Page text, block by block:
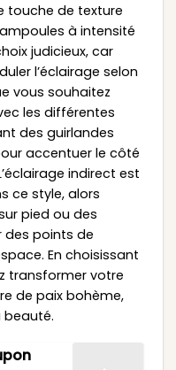
touche de texture
à intensité
judicieux, car
l’éclairage selon
vous souhaitez
les différentes
des guirlandes
accentuer le côté
indirect est
ce style, alors
pied ou des
des points de
En choisissant
transformer votre
de paix bohème,
beauté.